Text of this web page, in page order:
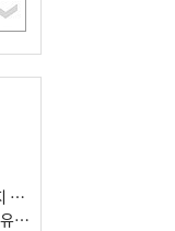
與가 막은 ‘산은 부산행’…전재수 강력한 의지 표명 없인 공염불
田 “장금상선도 설득중”…해운기업 ‘톱다운 유치전’ 가속